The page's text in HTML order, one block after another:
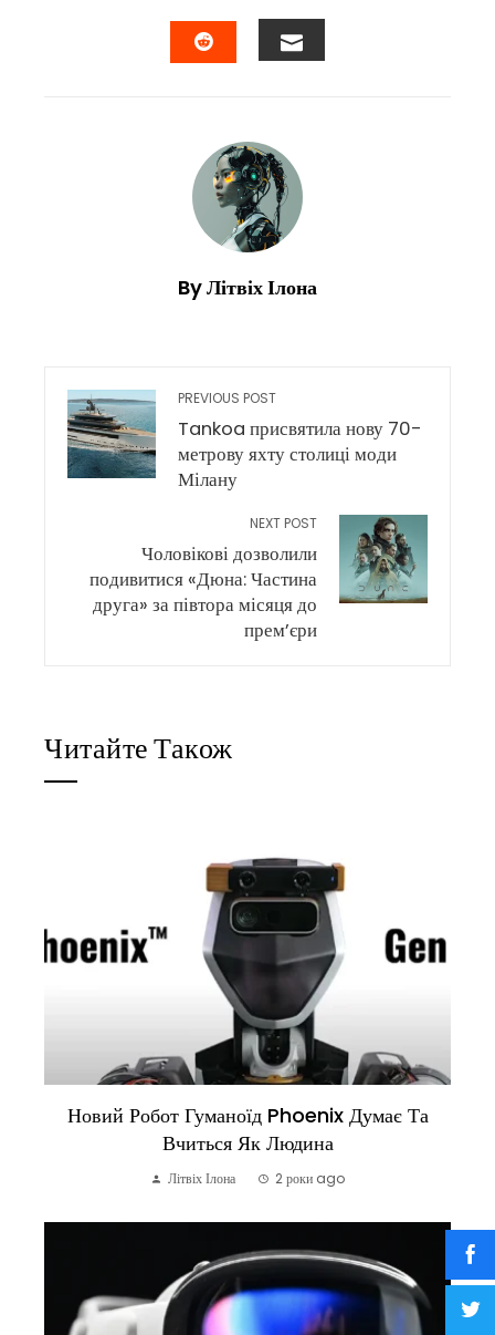
FACEBOOKTWITTERLINKEDIN
By Літвіх Ілона
PREVIOUS POST
Tankoa присвятила нову 70-
метрову яхту столиці моди
Мілану
NEXT POST
Чоловікові дозволили
подивитися «Дюна: Частина
друга» за півтора місяця до
прем’єри
Читайте Також
Новий Робот Гуманоїд Phoenix Думає Та
Вчиться Як Людина
Літвіх Ілона 2 роки ago